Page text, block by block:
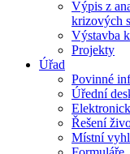
Výpis z
krizových
Výstavba
Projekty
Úřad
Povinné
Úřední
Řešení
Místní